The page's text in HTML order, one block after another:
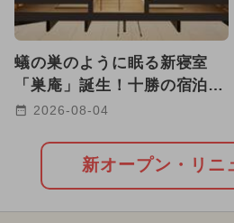
2026年1月のイベント
2025年7月のイベント
2025年10月のイベント
GW(ゴールデンウィーク)
蟻の巣のように眠る新寝室
「巣庵」誕生！十勝の宿泊施
設HOTORIに 最大6名まで
2026-08-04
新オープン・リニ